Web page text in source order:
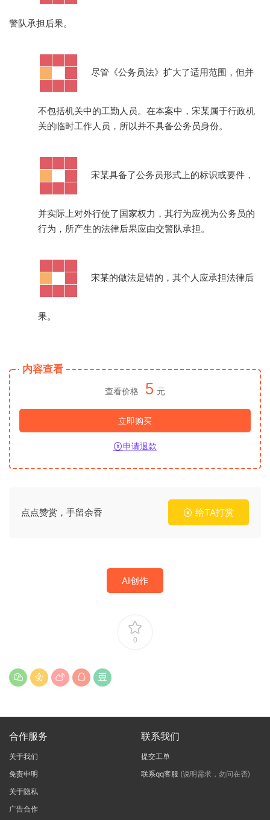
警队承担后果。
尽管《公务员法》扩大了适用范围，但并
不包括机关中的工勤人员。在本案中，宋某属于行政机
关的临时工作人员，所以并不具备公务员身份。
宋某具备了公务员形式上的标识或要件，
并实际上对外行使了国家权力，其行为应视为公务员的
行为，所产生的法律后果应由交警队承担。
宋某的做法是错的，其个人应承担法律后
果。
内容查看
查看价格 5 元
立即购买
申请退款
点点赞赏，手留余香 给TA打赏
AI创作
0
合作服务
关于我们
免责申明
关于隐私
广告合作
联系我们
提交工单
联系qq客服 (说明需求，勿问在否)